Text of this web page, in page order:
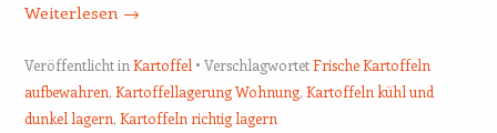
Weiterlesen →
Veröffentlicht in Kartoffel VerschlagwortetFrische Kartoffeln
aufbewahren, Kartoffellagerung Wohnung, Kartoffeln kühl und
dunkel lagern, Kartoffeln richtig lagern